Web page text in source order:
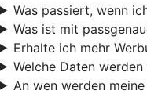
Was passiert, wenn
Was ist mit
Erhalte ich mehr
Welche Daten
An wen werden